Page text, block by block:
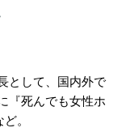
として、国内外で
『死んでも女性ホ
。